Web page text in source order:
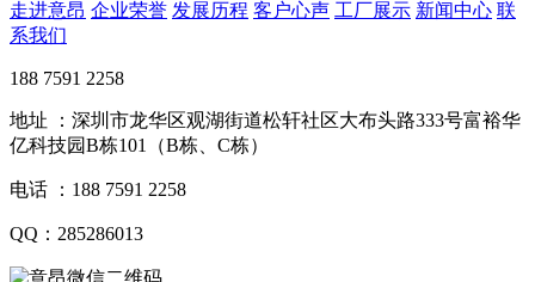
走进意昂 企业荣誉 发展历程 客户心声 工厂展示 新闻中心 联
系我们
188 7591 2258
地址 ：深圳市龙华区观湖街道松轩社区大布头路333号富裕华
亿科技园B栋101（B栋、C栋）
电话 ：188 7591 2258
QQ：285286013